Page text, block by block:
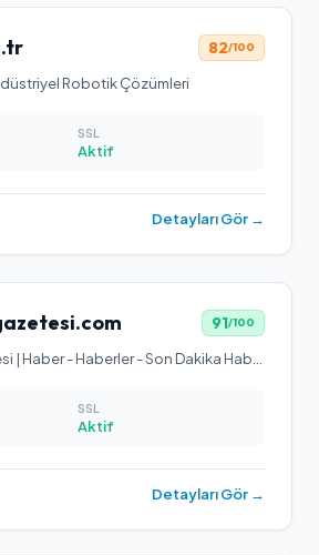
82/100
Robotik Çözümleri
SSL
Aktif
Detayları Gör →
91/100
SSL
Aktif
Detayları Gör →